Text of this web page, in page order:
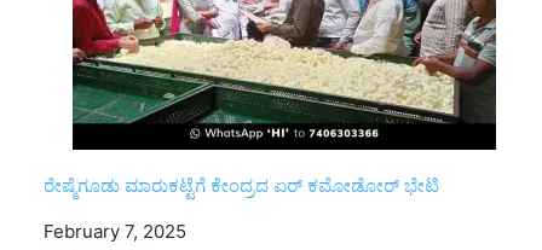
ರೇಷ್ಮೆಗೂಡು ಮಾರುಕಟ್ಟೆಗೆ ಕೇಂದ್ರದ ಏರ್ ಕಮೋಡೋರ್ ಭೇಟಿ
Date
February 7, 2025